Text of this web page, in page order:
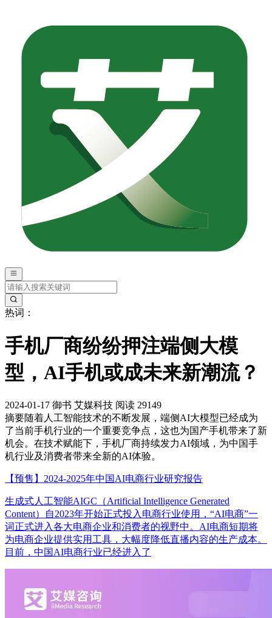
热词：
手机厂商纷纷押注端侧大模
型，AI手机或成未来新潮流？
2024-01-17 御书 艾媒科技 阅读 29149
摘要随着人工智能技术的不断发展，端侧AI大模型已经成为
了当前手机行业的一个重要竞争点，这也为国产手机带来了新
机会。在技术赋能下，手机厂商持续发力AI领域，为中国手
机行业及消费者带来全新的AI体验。
【预售】2024-2025年中国AI电商行业研究报告
生成式人工智能AIGC（Artificial Intelligence Generated
Content）自2023年开始正式投入电商行业使用，“AI电商”一
词正式进入各大电商企业和消费者的视野中。AI电商短期将
为电商企业提供实用工具，大幅度降低直播内容的生产成本。
目前，中国AI电商行业已经进入了